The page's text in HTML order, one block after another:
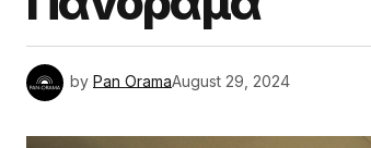
by Pan OramaAugust 29, 2024